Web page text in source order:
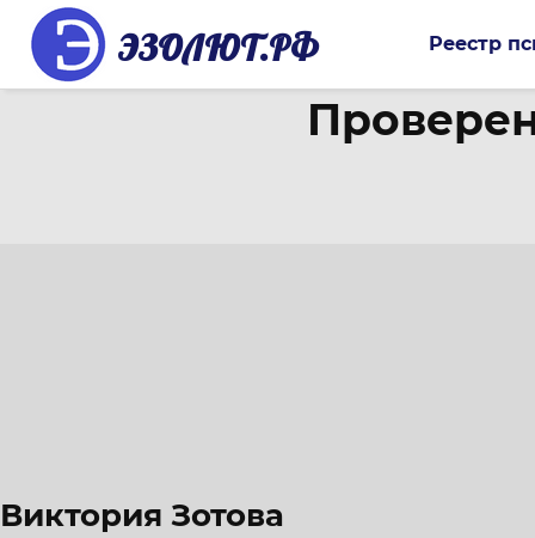
ЭЗОЛЮТ.РФ Реестр
Виктория Зотова